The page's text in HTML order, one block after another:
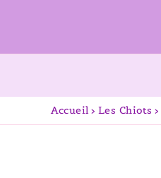
Accueil Les Chiots